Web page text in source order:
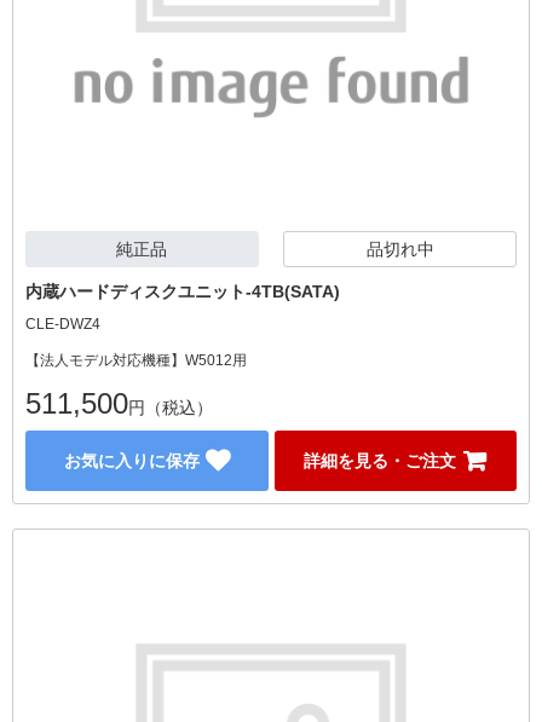
純正品 品切れ中
内蔵ハードディスクユニット-4TB(SATA)
CLE-DWZ4
【法人モデル対応機種】W5012用
511,500円（税込）
お気に入りに保存 詳細を見る・ご注文